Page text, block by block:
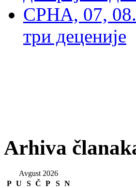
СРНА, 07, 08.
три деценије
Arhiva
Avgust 2026
P U S Č P S N